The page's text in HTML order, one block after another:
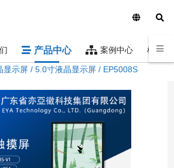
产品中心 案例中心 样品索
显示屏 /5.0寸液晶显示屏 / EP5008S